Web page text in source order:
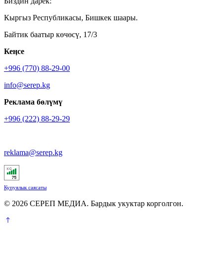
Кыргыз Республикасы, Бишкек шаары.
Байтик баатыр көчөсү, 17/3
Кеӊсе
+996 (770) 88-29-00
info@serep.kg
Реклама бөлүмү
+996 (222) 88-29-29
reklama@serep.kg
Купуялык саясаты
© 2026 СЕРЕП МЕДИА. Бардык укуктар корголгон.